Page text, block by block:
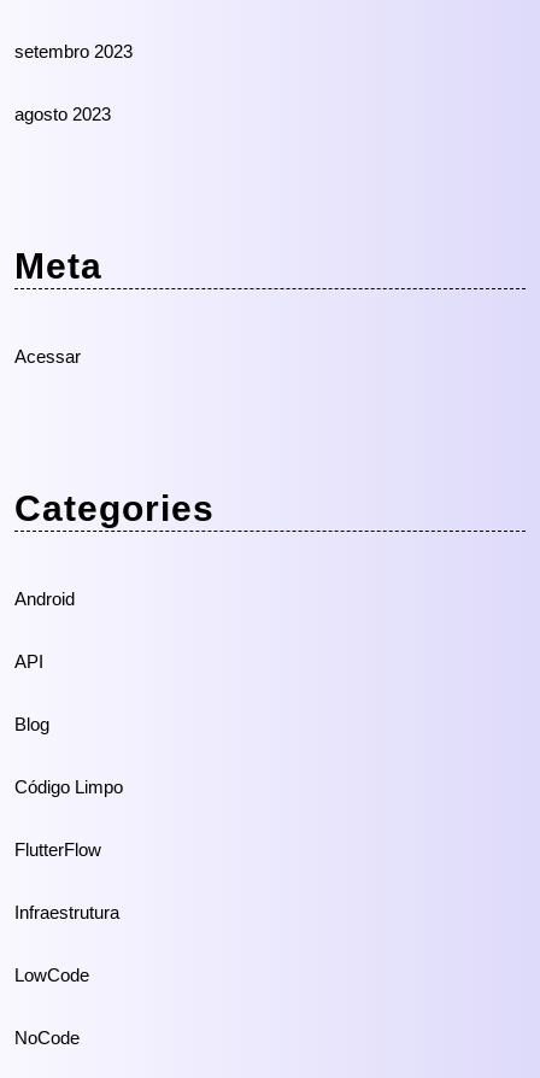
setembro 2023
agosto 2023
Meta
Acessar
Categories
Android
API
Blog
Código Limpo
FlutterFlow
Infraestrutura
LowCode
NoCode